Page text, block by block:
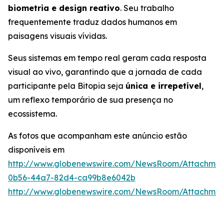
biometria e design reativo. Seu trabalho
frequentemente traduz dados humanos em
paisagens visuais vívidas.
Seus sistemas em tempo real geram cada resposta
visual ao vivo, garantindo que a jornada de cada
participante pela Bitopia seja única e irrepetível,
um reflexo temporário de sua presença no
ecossistema.
As fotos que acompanham este anúncio estão
disponíveis em
http://www.globenewswire.com/NewsRoom/
0b56-44a7-82d4-ca99b8e6042b
http://www.globenewswire.com/NewsRoom/